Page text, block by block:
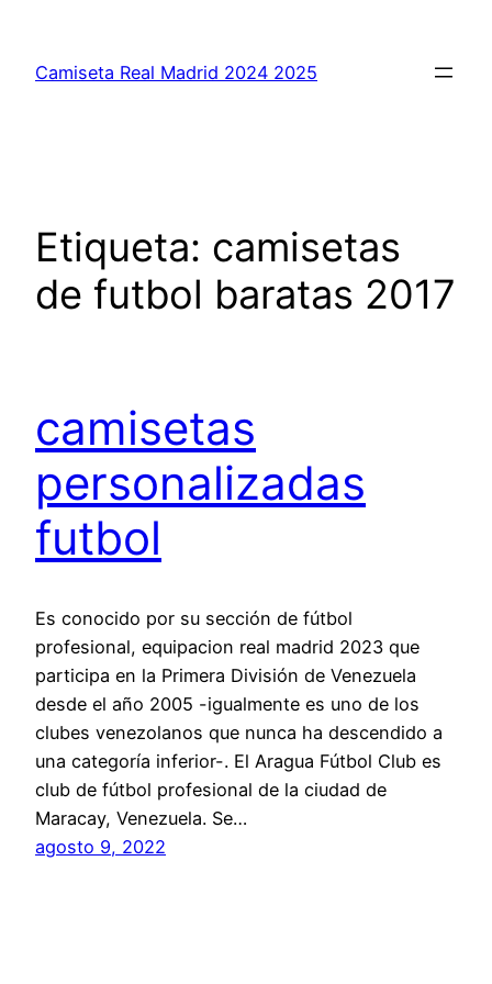
contenido
Camiseta Real Madrid 2024 2025
Etiqueta: camisetas
de futbol baratas 2017
camisetas
personalizadas
futbol
Es conocido por su sección de fútbol
profesional, equipacion real madrid 2023 que
participa en la Primera División de Venezuela
desde el año 2005 -igualmente es uno de los
clubes venezolanos que nunca ha descendido a
una categoría inferior-. El Aragua Fútbol Club es
club de fútbol profesional de la ciudad de
Maracay, Venezuela. Se…
agosto 9, 2022